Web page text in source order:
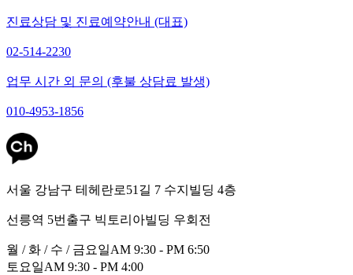
진료상담 및 진료예약안내 (대표)
02-514-2230
업무 시간 외 문의 (후불 상담료 발생)
010-4953-1856
서울 강남구 테헤란로51길 7 수지빌딩 4층
선릉역 5번출구 빅토리아빌딩 우회전
월 / 화 / 수 / 금요일AM 9:30 - PM 6:50
토요일AM 9:30 - PM 4:00